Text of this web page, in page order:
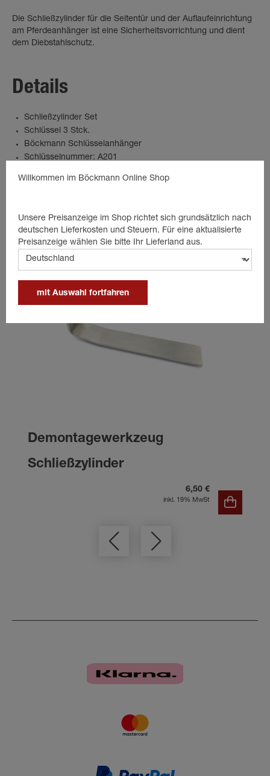
Die Schließzylinder für die Seitentür und der Auflaufeinrichtung
am Pferdeanhänger ist eine Sicherheitsvorrichtung und dient
dem Diebstahlschutz.
Details
Schließzylinder Set
Schlüssel 3 Stck.
Böckmann Schlüsselanhänger
Schlüsselnummer: A201
Passende Produkte
Demontagewerkzeug
Schließzylinder
6,50 €
inkl. 19% MwSt
Willkommen im Böckmann Online Shop
Unsere Preisanzeige im Shop richtet sich grundsätzlich nach
deutschen Lieferkosten und Steuern. Für eine aktualisierte
Preisanzeige wählen Sie bitte Ihr Lieferland aus.
mit Auswahl fortfahren